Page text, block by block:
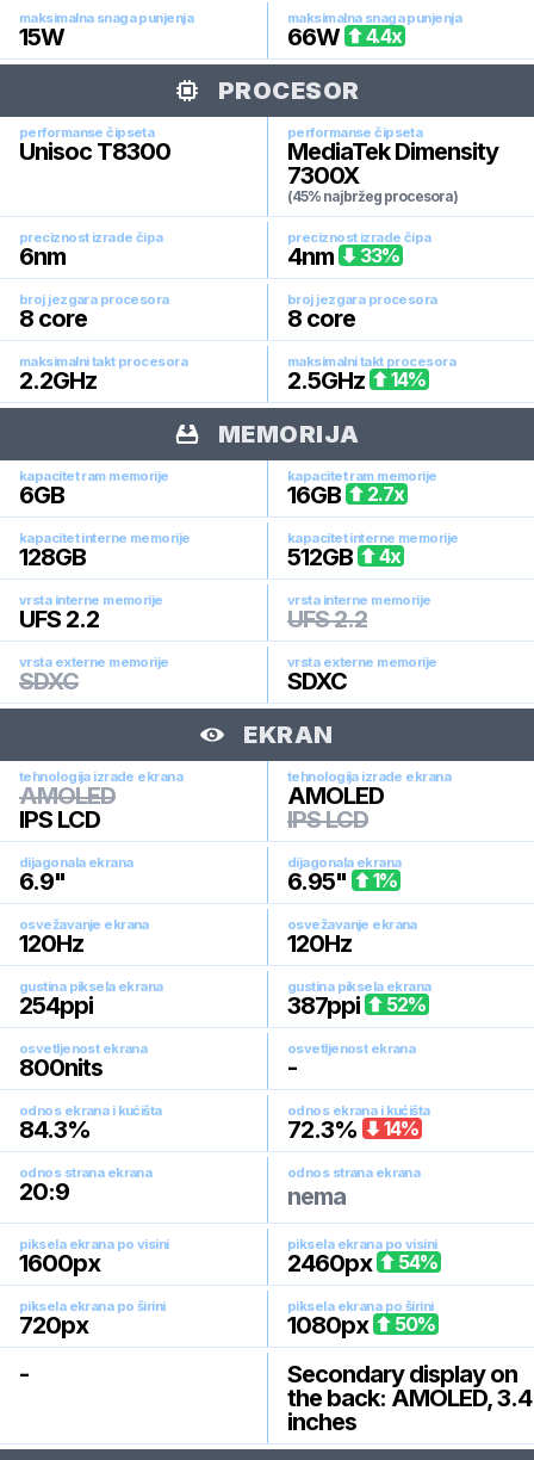
maksimalna snaga punjenja
15W
maksimalna snaga punjenja
66W 4.4x
PROCESOR
performanse čipseta
Unisoc T8300
performanse čipseta
MediaTek Dimensity
7300X
(45% najbržeg procesora)
preciznost izrade čipa
6nm
preciznost izrade čipa
4nm 33%
broj jezgara procesora
8 core
broj jezgara procesora
8 core
maksimalni takt procesora
2.2GHz
maksimalni takt procesora
2.5GHz 14%
MEMORIJA
kapacitet ram memorije
6GB
kapacitet ram memorije
16GB 2.7x
kapacitet interne memorije
128GB
kapacitet interne memorije
512GB 4x
vrsta interne memorije
UFS 2.2
vrsta interne memorije
UFS 2.2
vrsta externe memorije
SDXC
vrsta externe memorije
SDXC
EKRAN
tehnologija izrade ekrana
AMOLED
IPS LCD
tehnologija izrade ekrana
AMOLED
IPS LCD
dijagonala ekrana
6.9"
dijagonala ekrana
6.95" 1%
osvežavanje ekrana
120Hz
osvežavanje ekrana
120Hz
gustina piksela ekrana
254ppi
gustina piksela ekrana
387ppi 52%
osvetljenost ekrana
800nits
osvetljenost ekrana
-
odnos ekrana i kućišta
84.3%
odnos ekrana i kućišta
72.3% 14%
odnos strana ekrana
20:9
odnos strana ekrana
nema
piksela ekrana po visini
1600px
piksela ekrana po visini
2460px 54%
piksela ekrana po širini
720px
piksela ekrana po širini
1080px 50%
-
Secondary display on
the back: AMOLED, 3.4
inches